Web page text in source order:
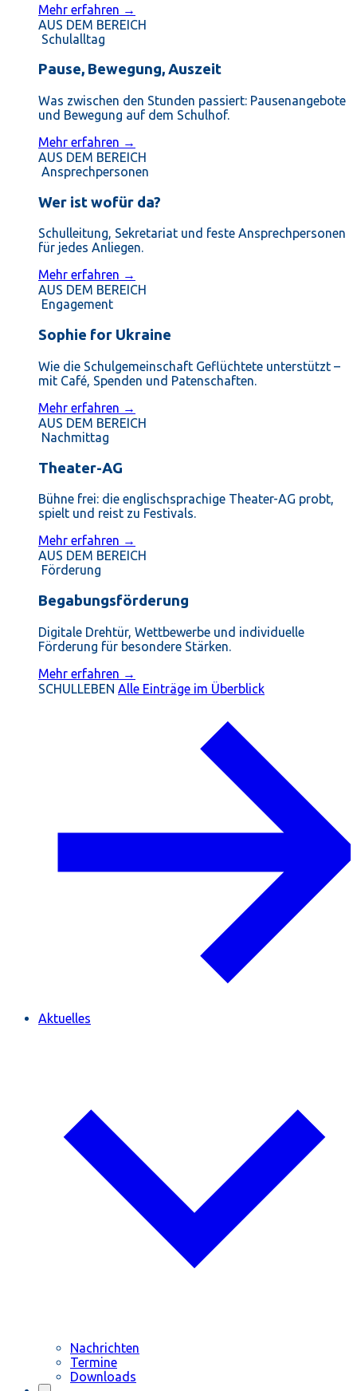
Mehr erfahren →
AUS DEM BEREICH
Schulalltag
Pause, Bewegung, Auszeit
Was zwischen den Stunden passiert: Pausenangebote
und Bewegung auf dem Schulhof.
Mehr erfahren →
AUS DEM BEREICH
Ansprechpersonen
Wer ist wofür da?
Schulleitung, Sekretariat und feste Ansprechpersonen
für jedes Anliegen.
Mehr erfahren →
AUS DEM BEREICH
Engagement
Sophie for Ukraine
Wie die Schulgemeinschaft Geflüchtete unterstützt –
mit Café, Spenden und Patenschaften.
Mehr erfahren →
AUS DEM BEREICH
Nachmittag
Theater-AG
Bühne frei: die englischsprachige Theater-AG probt,
spielt und reist zu Festivals.
Mehr erfahren →
AUS DEM BEREICH
Förderung
Begabungsförderung
Digitale Drehtür, Wettbewerbe und individuelle
Förderung für besondere Stärken.
Mehr erfahren →
SCHULLEBEN Alle Einträge im Überblick
Aktuelles
Nachrichten
Termine
Downloads